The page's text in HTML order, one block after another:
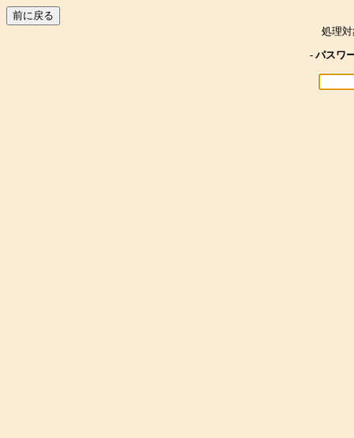
処理
- パスワ